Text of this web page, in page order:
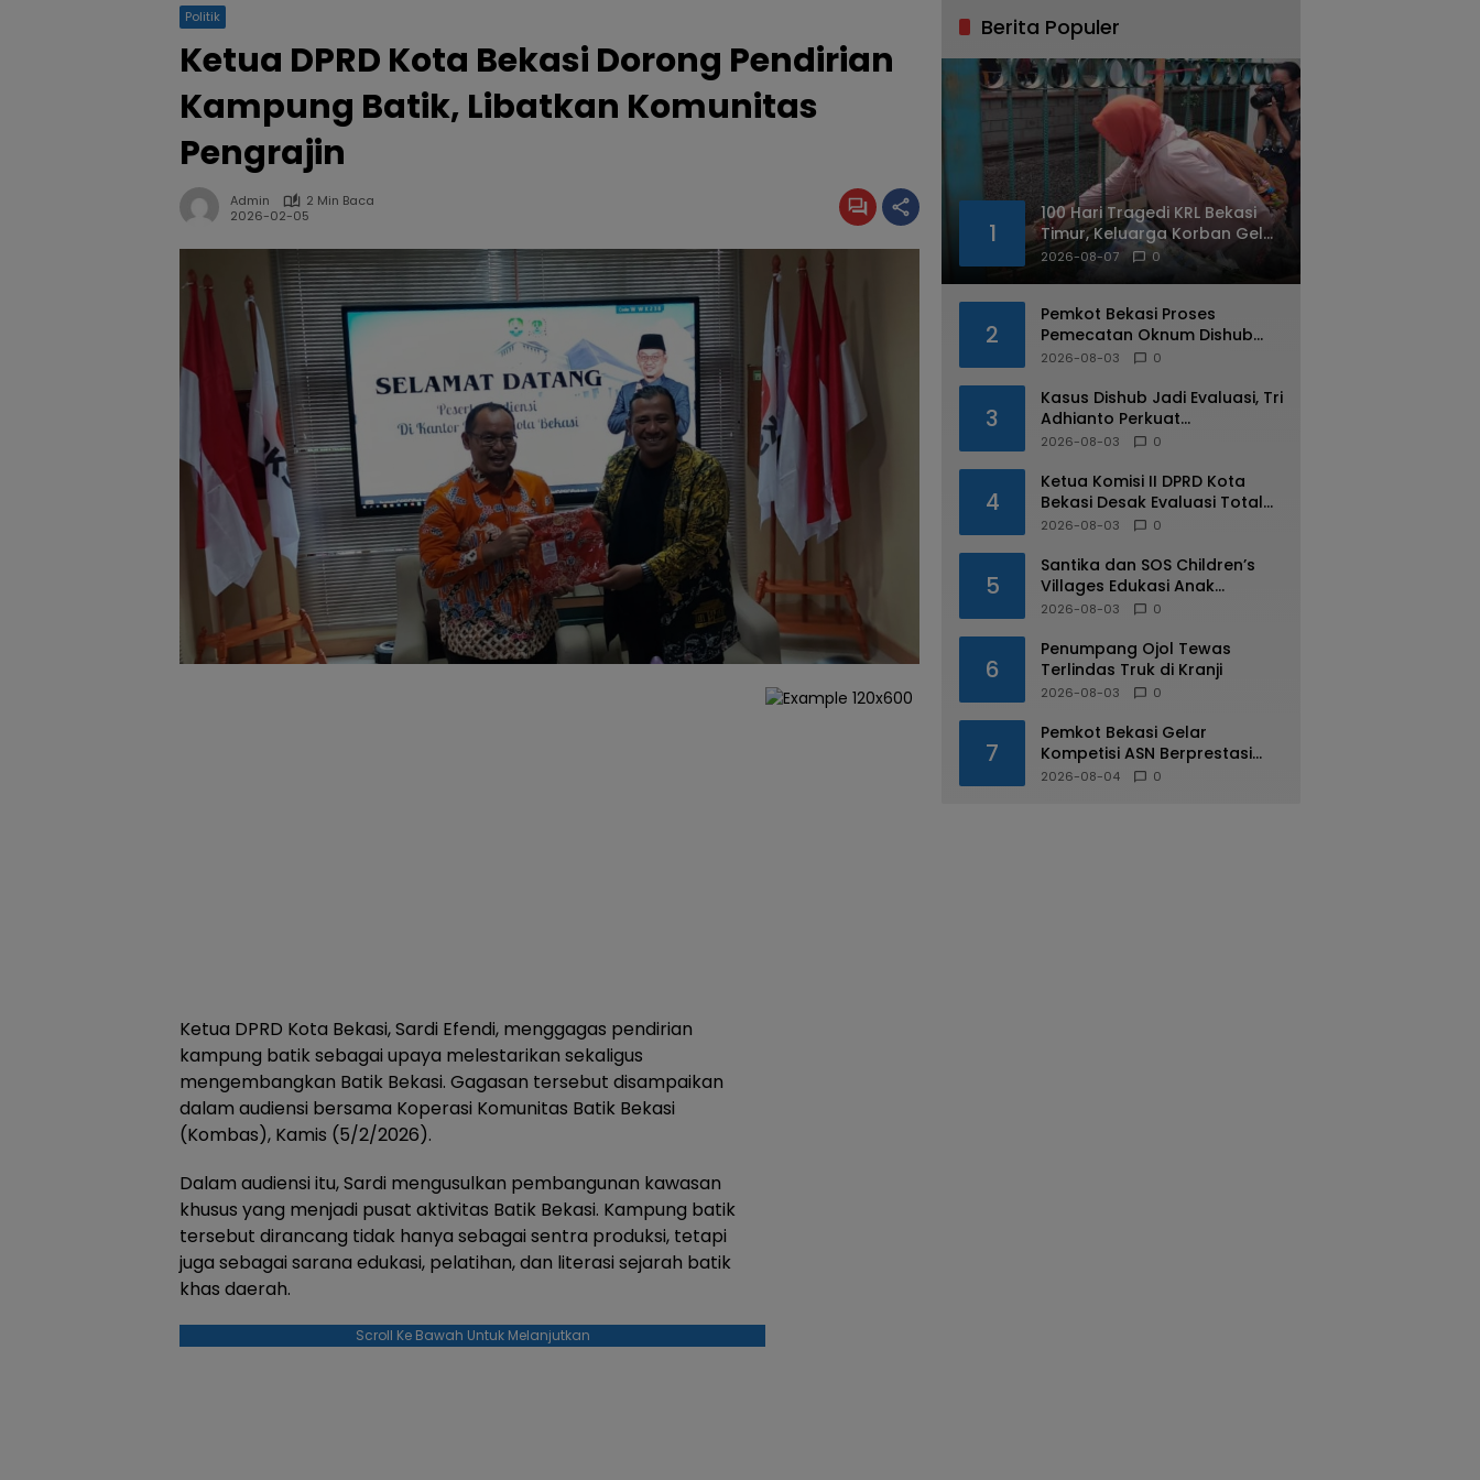
Politik
Ketua DPRD Kota Bekasi Dorong Pendirian
Kampung Batik, Libatkan Komunitas
Pengrajin
Admin
2 Min Baca
2026-02-05
Ketua DPRD Kota Bekasi, Sardi Efendi, menggagas pendirian
kampung batik sebagai upaya melestarikan sekaligus
mengembangkan Batik Bekasi. Gagasan tersebut disampaikan
dalam audiensi bersama Koperasi Komunitas Batik Bekasi
(Kombas), Kamis (5/2/2026).
Dalam audiensi itu, Sardi mengusulkan pembangunan kawasan
khusus yang menjadi pusat aktivitas Batik Bekasi. Kampung batik
tersebut dirancang tidak hanya sebagai sentra produksi, tetapi
juga sebagai sarana edukasi, pelatihan, dan literasi sejarah batik
khas daerah.
Scroll Ke Bawah Untuk Melanjutkan
Berita Populer
1
100 Hari Tragedi KRL Bekasi
Timur, Keluarga Korban Gelar
Doa Bersama dan Tabur
2026-08-07 0
2
Pemkot Bekasi Proses
Pemecatan Oknum Dishub
Yang Diduga Lakukan Pungli
2026-08-03 0
3
Kasus Dishub Jadi Evaluasi, Tri
Adhianto Perkuat
Pengawasan Aparatur
2026-08-03 0
4
Ketua Komisi II DPRD Kota
Bekasi Desak Evaluasi Total
Usai Dugaan Pungli Oknum
2026-08-03 0
5
Santika dan SOS Children’s
Villages Edukasi Anak
Mengenal Industri Perhotelan
2026-08-03 0
6
Penumpang Ojol Tewas
Terlindas Truk di Kranji
2026-08-03 0
7
Pemkot Bekasi Gelar
Kompetisi ASN Berprestasi
pada HUT RI ke-81
2026-08-04 0